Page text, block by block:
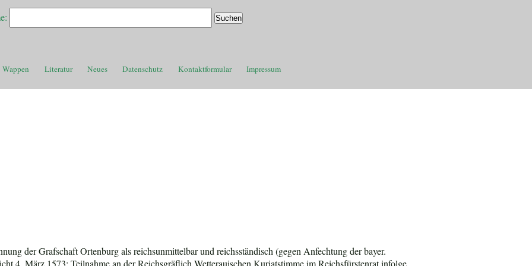
Wappen Literatur Neues Datenschutz Kontaktformular Impressum
der Grafschaft Ortenburg als reichsunmittelbar und reichsständisch (gegen Anfechtung der bayer.
4. März 1573; Teilnahme an der Reichsgräflich Wetterauischen Kuriatstimme im Reichsfürstenrat infolge